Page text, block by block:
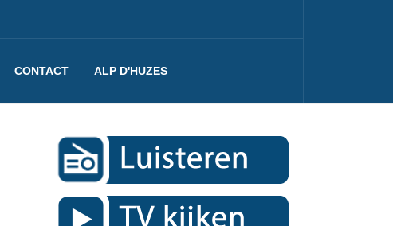
CONTACT ALP D'HUZES